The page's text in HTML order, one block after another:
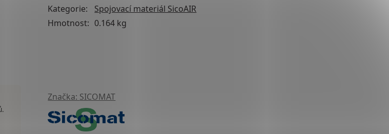
Značka: SICOMAT
Kategorie:
Spojovací materiál SicoAIR
Hmotnost: 0.164 kg